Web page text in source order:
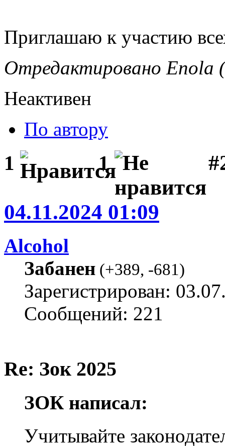
Приглашаю к участию
Отредактировано Enola
Неактивен
По автору
1 1
04.11.2024 01:09
Alcohol
Забанен (+389, -681)
Зарегистрирован:
Сообщений: 221
Re: Зок 2025
ЗОК написал:
Учитывайте